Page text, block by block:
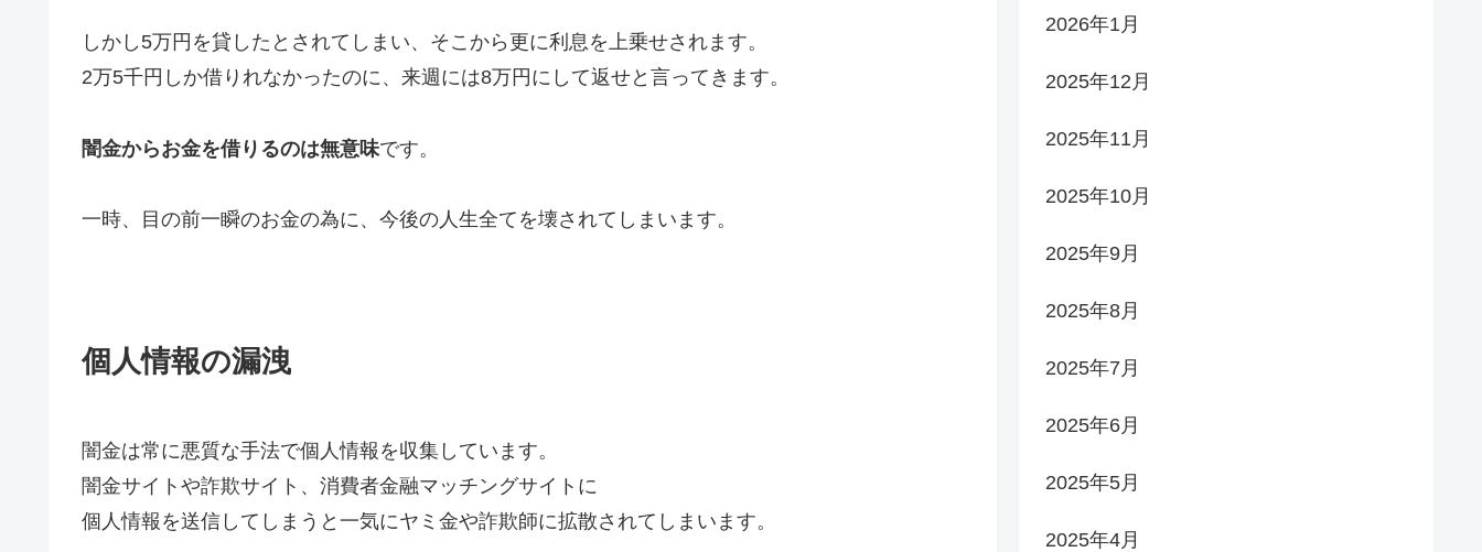
しかし5万円を貸したとされてしまい、そこから更に利息を上乗せされます。
2万5千円しか借りれなかったのに、来週には8万円にして返せと言ってきます。
闇金からお金を借りるのは無意味です。
一時、目の前一瞬のお金の為に、今後の人生全てを壊されてしまいます。
個人情報の漏洩
闇金は常に悪質な手法で個人情報を収集しています。
闇金サイトや詐欺サイト、消費者金融マッチングサイトに
個人情報を送信してしまうと一気にヤミ金や詐欺師に拡散されてしまいます。
2026年1月
2025年12月
2025年11月
2025年10月
2025年9月
2025年8月
2025年7月
2025年6月
2025年5月
2025年4月